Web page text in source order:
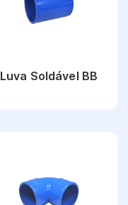
Luva Soldável BB